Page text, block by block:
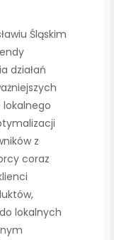
Śląskim
działań
z
coraz
lokalnych